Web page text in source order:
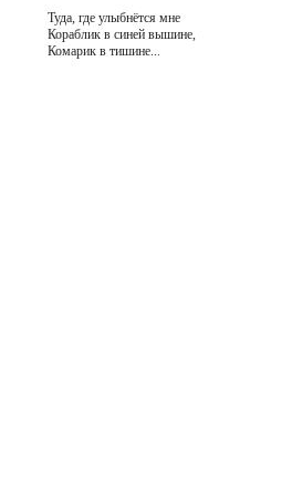
Туда, где улыбнётся мне
Кораблик в синей вышине,
Комарик в тишине...